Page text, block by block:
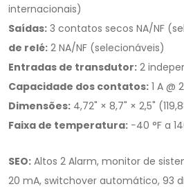
internacionais)
Saídas: 3 contatos secos NA/NF
de relé: 2 NA/NF (selecionáveis)
Entradas de transdutor: 2
Capacidade dos contatos: 1 A @
Dimensões: 4,72" × 8,7" × 2,5"
Faixa de temperatura: −40 °F a
SEO: Altos 2 Alarm, monitor de
20 mA, switchover automático, 93